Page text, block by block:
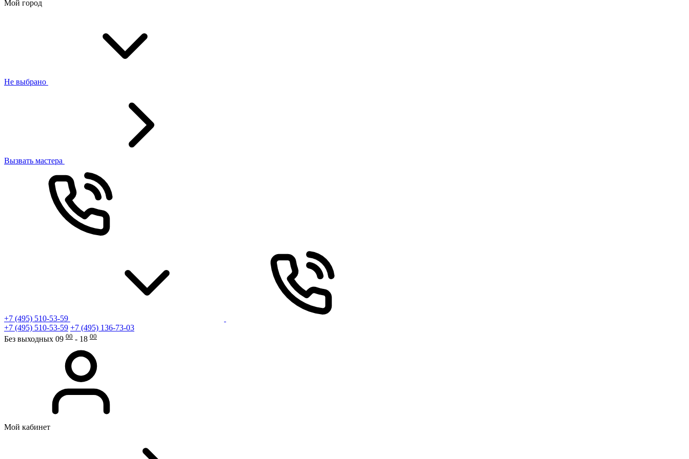
Мой город
Не выбрано
Вызвать мастера
+7 (495) 510-53-59
+7 (495) 510-53-59 +7 (495) 136-73-03
Без выходных 09 00 - 18 00
Мой кабинет